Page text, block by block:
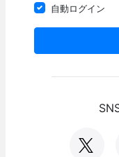
自動ログイン